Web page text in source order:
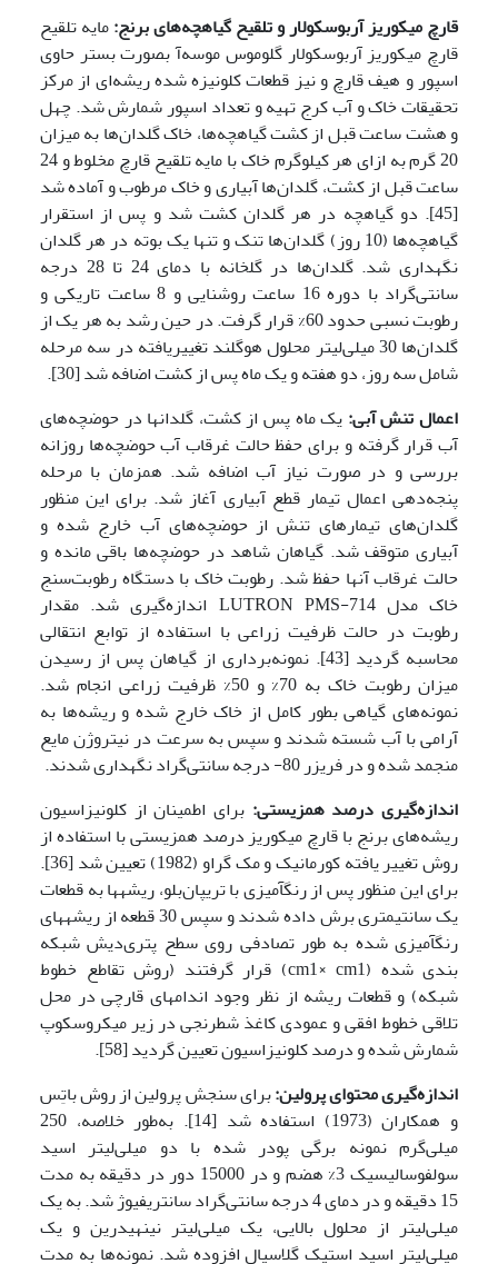
قارچ میکوریز آربوسکولار و تلقیح گیاهچه‌های برنج:مایه تلقیح
قارچ میکوریز آربوسکولار گلوموس موسه‌آ بصورت بستر حاوی
اسپور و هیف قارچ و نیز قطعات کلونیزه شده ریشه‌ای از مرکز
تحقیقات خاک و آب کرج تهیه و تعداد اسپور شمارش شد. چهل
و هشت ساعت قبل از کشت گیاهچه‌ها، خاک گلدان‌ها به میزان
20 گرم به ازای هر کیلوگرم خاک با مایه تلقیح قارچ مخلوط و 24
ساعت قبل از کشت، گلدان‌ها آبیاری و خاک مرطوب و آماده شد
[45]. دو گیاهچه در هر گلدان کشت شد و پس از استقرار
گیاهچه‌ها (10 روز) گلدان‌ها تنک و تنها یک بوته در هر گلدان
نگهداری شد. گلدان‌ها در گلخانه با دمای 24 تا 28 درجه
سانتی‌گراد با دوره 16 ساعت روشنایی و 8 ساعت تاریکی و
رطوبت نسبی حدود 60% قرار گرفت. در حین رشد به هر یک از
گلدان‌ها 30 میلی‌لیتر محلول هوگلند تغییریافته در سه مرحله
شامل سه روز، دو هفته و یک ماه پس از کشت اضافه شد [30].
اعمال تنش آبی: یک ماه پس از کشت، گلدان­ها در حوضچه‌های
آب قرار گرفته و برای حفظ حالت غرقاب آب حوضچه‌ها روزانه
بررسی و در صورت نیاز آب اضافه شد. همزمان با مرحله
پنجه‌دهی اعمال تیمار قطع آبیاری آغاز شد. برای این منظور
گلدان‌های تیمارهای تنش از حوضچه‌های آب خارج شده و
آبیاری متوقف شد. گیاهان شاهد در حوضچه‌ها باقی مانده و
حالت غرقاب آنها حفظ شد. رطوبت خاک با دستگاه رطوبت‌سنج
خاک مدل LUTRON PMS-714 اندازه‌گیری شد. مقدار
رطوبت در حالت ظرفیت زراعی با استفاده از توابع انتقالی
محاسبه گردید [43]. نمونه‌برداری از گیاهان پس از رسیدن
میزان رطوبت خاک به 70% و 50% ظرفیت زراعی انجام شد.
نمونه‌های گیاهی بطور کامل از خاک خارج شده و ریشه‌ها به
آرامی با آب شسته شدند و سپس به سرعت در نیتروژن مایع
منجمد شده و در فریزر 80- درجه سانتی‌گراد نگهداری شدند.
اندازه‌گیری درصد همزیستی: برای اطمینان از کلونیزاسیون
ریشه‌های برنج با قارچ میکوریز درصد همزیستی با استفاده از
روش تغییر یافته کورمانیک و مک گراو (1982) تعیین شد [36].
برای این منظور پس از رنگ‏آمیزی با تریپان‌بلو، ریشه‏ها به قطعات
یک سانتی‏متری برش داده شدند و سپس 30 قطعه از ریشه‏های
رنگ‏آمیزی شده به‏ طور تصادفی روی سطح پتری‌دیش شبکه
بندی شده (cm1× cm1) قرار گرفتند (روش تقاطع خطوط
شبکه) و قطعات ریشه از نظر وجود اندام­های قارچی در محل
تلاقی خطوط افقی و عمودی کاغذ شطرنجی در زیر میکروسکوپ
شمارش شده و درصد کلونیزاسیون تعیین گردید [58].
اندازه‌گیری محتوای پرولین:برای سنجش پرولین از روش باتِس
و همکاران (1973) استفاده شد [14]. به‌طور خلاصه، 250
میلی‌گرم نمونه برگی پودر شده با دو میلی‌لیتر اسید
سولفوسالیسیک 3% هضم و در 15000 دور در دقیقه به مدت
15 دقیقه و در دمای 4 درجه سانتی‌گراد سانتریفیوژ شد. به یک
میلی‌لیتر از محلول بالایی، یک میلی‌لیتر نینهیدرین و یک
میلی‌لیتر اسید استیک گلاسیال افزوده شد. نمونه‌ها به مدت